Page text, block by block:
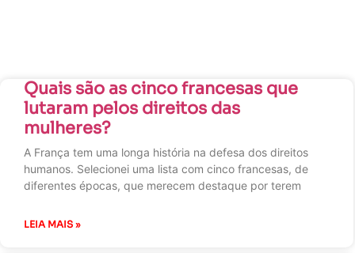
Quais são as cinco francesas que
lutaram pelos direitos das
mulheres?
A França tem uma longa história na defesa dos direitos
humanos. Selecionei uma lista com cinco francesas, de
diferentes épocas, que merecem destaque por terem
LEIA MAIS »